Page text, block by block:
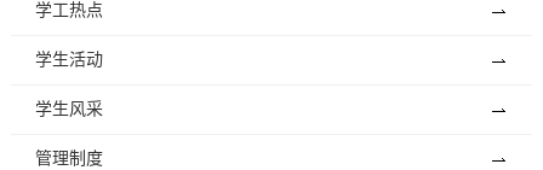
学工热点
学生活动
学生风采
管理制度